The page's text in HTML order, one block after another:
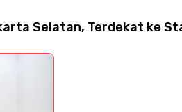
Selatan, Terdekat ke